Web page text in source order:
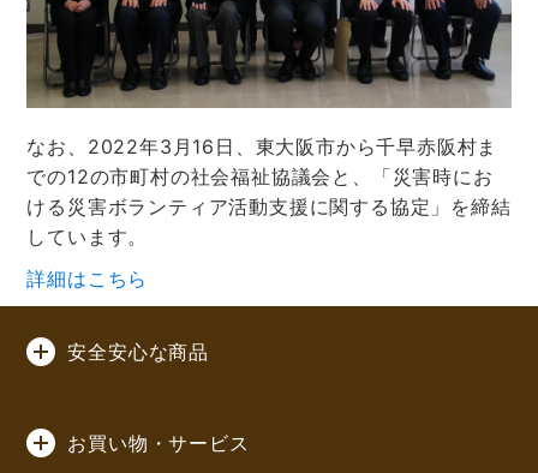
なお、2022年3月16日、東大阪市から千早赤阪村ま
での12の市町村の社会福祉協議会と、「災害時にお
ける災害ボランティア活動支援に関する協定」を締結
しています。
詳細はこちら
安全安心な商品
お買い物・サービス